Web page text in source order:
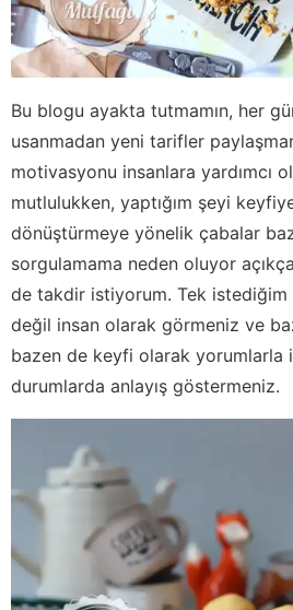
Bu blogu ayakta tutmamın, her
usanmadan yeni tarifler
motivasyonu insanlara yardımcı
mutlulukken, yaptığım şeyi
dönüştürmeye yönelik çabalar
sorgulamama neden oluyor
de takdir istiyorum. Tek
değil insan olarak görmeniz ve
bazen de keyfi olarak yorumlarla
durumlarda anlayış göstermeniz.